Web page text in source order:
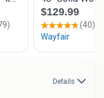
Details